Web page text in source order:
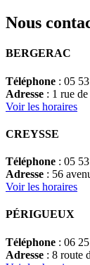
Nous
BERGERAC
Téléphone : 05
Adresse : 1 rue
Voir les horaires
CREYSSE
Téléphone : 05
Adresse : 56
Voir les horaires
PÉRIGUEUX
Téléphone : 06
Adresse : 8 route